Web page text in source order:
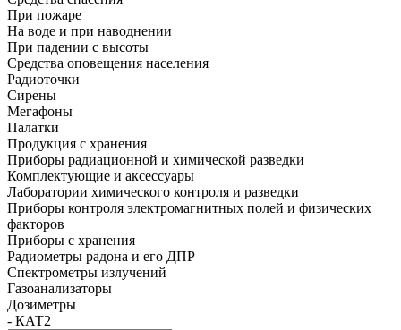
При пожаре
На воде и при наводнении
При падении с высоты
Средства оповещения населения
Радиоточки
Сирены
Мегафоны
Палатки
Продукция с хранения
Приборы радиационной и химической разведки
Комплектующие и аксессуары
Лаборатории химического контроля и разведки
Приборы контроля электромагнитных полей и физических
факторов
Приборы с хранения
Радиометры радона и его ДПР
Спектрометры излучений
Газоанализаторы
Дозиметры
- КАТ2